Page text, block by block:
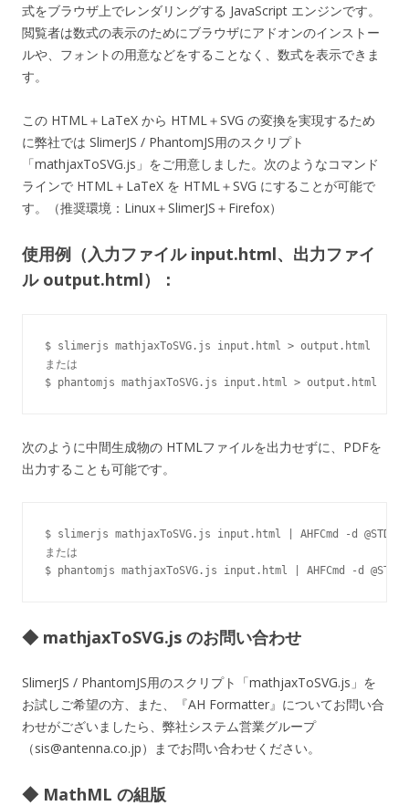
式をブラウザ上でレンダリングする JavaScript エンジンです。
閲覧者は数式の表示のためにブラウザにアドオンのインストー
ルや、フォントの用意などをすることなく、数式を表示できま
す。
この HTML＋LaTeX から HTML＋SVG の変換を実現するため
に弊社では SlimerJS / PhantomJS用のスクリプト
「mathjaxToSVG.js」をご用意しました。次のようなコマンド
ラインで HTML＋LaTeX を HTML＋SVG にすることが可能で
す。（推奨環境：Linux＋SlimerJS＋Firefox）
使用例（入力ファイル input.html、出力ファイ
ル output.html）：
$ slimerjs mathjaxToSVG.js input.html > output.html
または
次のように中間生成物の HTMLファイルを出力せずに、PDFを
出力することも可能です。
$ slimerjs mathjaxToSVG.js input.html | AHFCmd -d
または
◆ mathjaxToSVG.js のお問い合わせ
SlimerJS / PhantomJS用のスクリプト「mathjaxToSVG.js」を
お試しご希望の方、また、『AH Formatter』についてお問い合
わせがございましたら、弊社システム営業グループ
（sis@antenna.co.jp）までお問い合わせください。
◆ MathML の組版